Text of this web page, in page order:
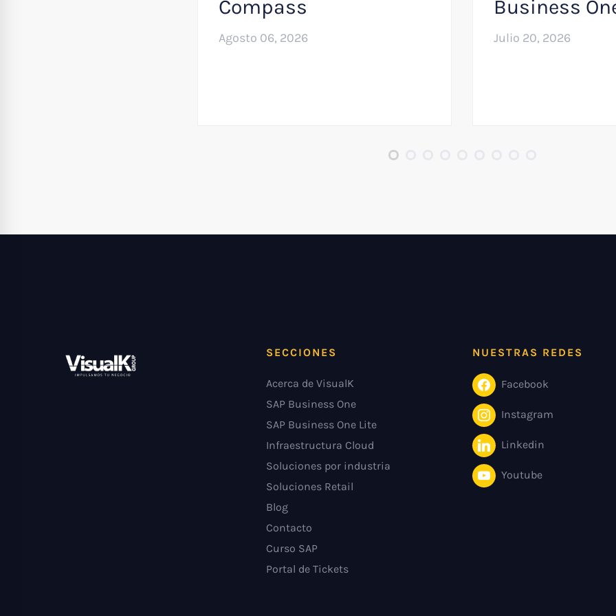
Compass
Agosto 06, 2026
Business
Julio 20, 2026
SECCIONES
Acerca de VisualK
SAP Business One
SAP Business One Lite
Infraestructura Cloud
Soluciones por industria
Soluciones Retail
Blog
Contacto
Curso SAP
Portal de Tickets
NUESTRAS REDES
Facebook
Instagram
Linkedin
Youtube